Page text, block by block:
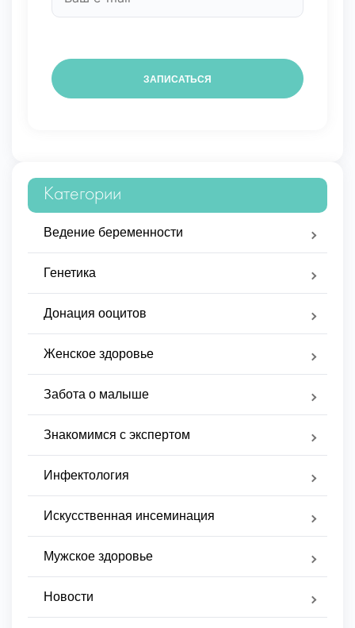
Категории
Ведение беременности
Генетика
Донация ооцитов
Женское здоровье
Забота о малыше
Знакомимся с экспертом
Инфектология
Искусственная инсеминация
Мужское здоровье
Новости